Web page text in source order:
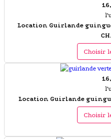
Location Guirlande
Choisir
Location Guirlande
Choisir